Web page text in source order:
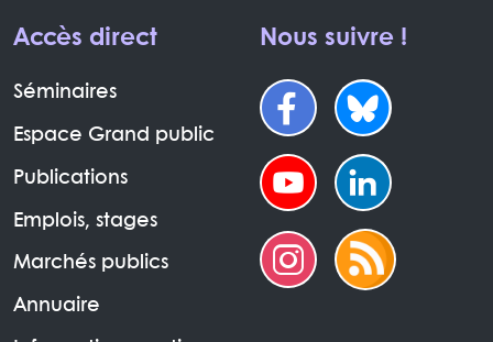
Accès direct
Séminaires
Espace Grand public
Publications
Emplois, stages
Marchés publics
Annuaire
Nous suivre !